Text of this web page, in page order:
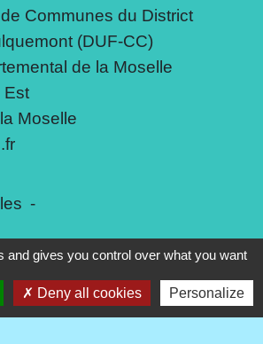
Communes du District
(DUF-CC)
de la Moselle
Est
Moselle
-
- Accessibilité -
Gestion des cookies
and gives you control over what you want
Deny all cookies Personalize